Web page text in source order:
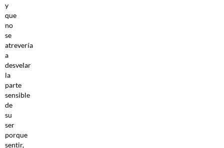
y
que
no
se
atrevería
a
desvelar
la
parte
sensible
de
su
ser
porque
sentir,